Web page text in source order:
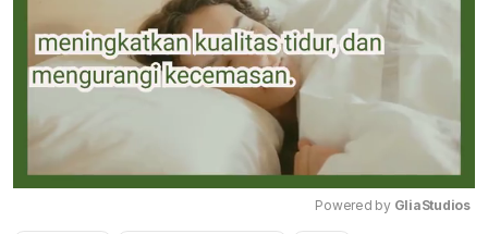
Powered by GliaStudios